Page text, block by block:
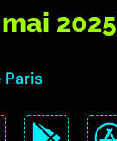
2025
Paris